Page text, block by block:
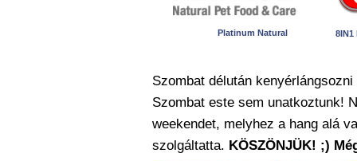
Platinum Natural
Szombat délután
Szombat este sem unatkoztunk!
weekendet, melyhez a hang alá
szolgáltatta. KÖSZÖNJÜK! ;)